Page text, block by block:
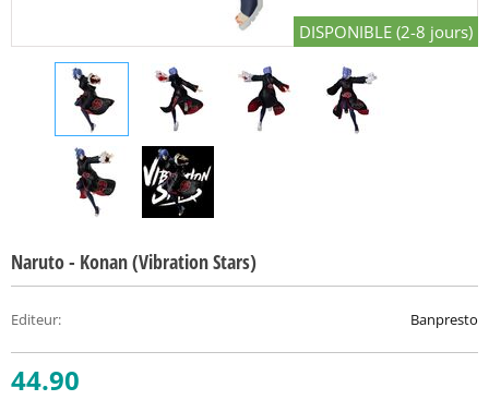
DISPONIBLE (2-8 jours)
Naruto - Konan (Vibration Stars)
Editeur: Banpresto
44.90